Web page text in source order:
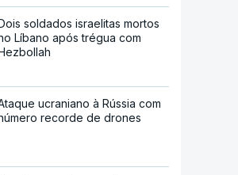
soldados israelitas mortos
Líbano após trégua com
ucraniano à Rússia com
recorde de drones